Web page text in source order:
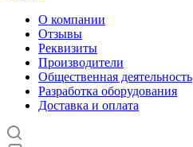
О компании
Отзывы
Реквизиты
Производители
Общественная деятельность
Разработка оборудования
Доставка и оплата